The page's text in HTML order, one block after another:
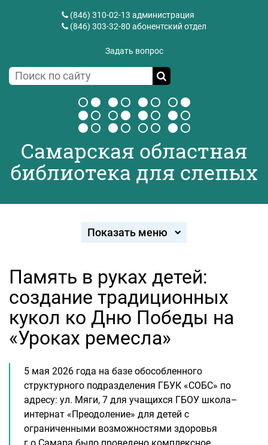
(846) 310-02-13 администрация
(846) 303-32-80 абонентский отдел
Задать вопрос
Самарская областная
библиотека для слепых
Показать меню
Память в руках детей:
создание традиционных
кукол ко Дню Победы на
«Уроках ремесла»
5 мая 2026 года на базе обособленного
структурного подразделения ГБУК «СОБС» по
адресу: ул. Мяги, 7 для учащихся ГБОУ школа–
интернат «Преодоление» для детей с
ограниченными возможностями здоровья